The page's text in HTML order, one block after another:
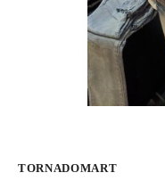
TORNADOMART